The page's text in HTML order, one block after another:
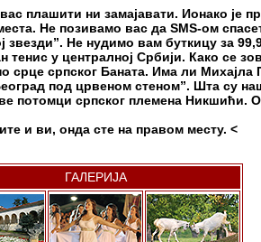
плашити ни замајавати. Ионако је
Не позивамо вас да SMS-ом
звезди”. Не нудимо вам буткицу за
тенис у централној Србији. Како се
срце српског Баната. Има ли Михајла
под црвеном стеном”. Шта су
потомци српског племена Никшићи.
и ви, онда сте на правом месту. <
ГАЛЕРИЈА